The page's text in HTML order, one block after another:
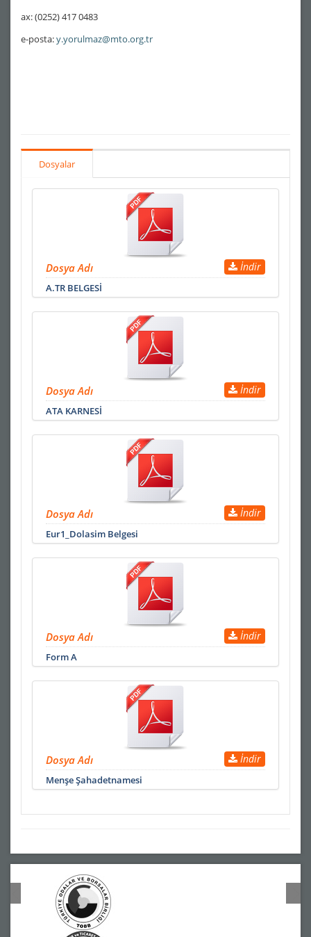
ax: (0252) 417 0483
e-posta:y.yorulmaz@mto.org.tr
Dosyalar
Dosya Adı İndir
A.TR BELGESİ
Dosya Adı İndir
ATA KARNESİ
Dosya Adı İndir
Eur1_Dolasim Belgesi
Dosya Adı İndir
Form A
Dosya Adı İndir
Menşe Şahadetnamesi